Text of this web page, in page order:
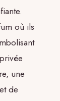
où ils
une
de